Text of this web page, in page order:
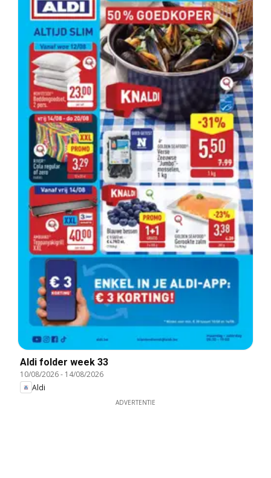
Aldi folder week 33
10/08/2026- 14/08/2026
Aldi
ADVERTENTIE